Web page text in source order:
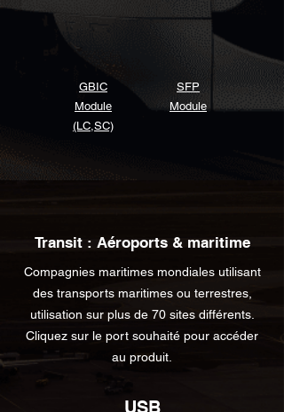
GBIC
Module
(LC,SC)
SFP
Module
Transit : Aéroports & maritime
Compagnies maritimes mondiales utilisant
des transports maritimes ou terrestres,
utilisation sur plus de 70 sites différents.
Cliquez sur le port souhaité pour accéder
au produit.
USB